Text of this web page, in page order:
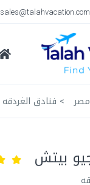
sales@talahvacation.com
فنادق الغردقه
بيتش